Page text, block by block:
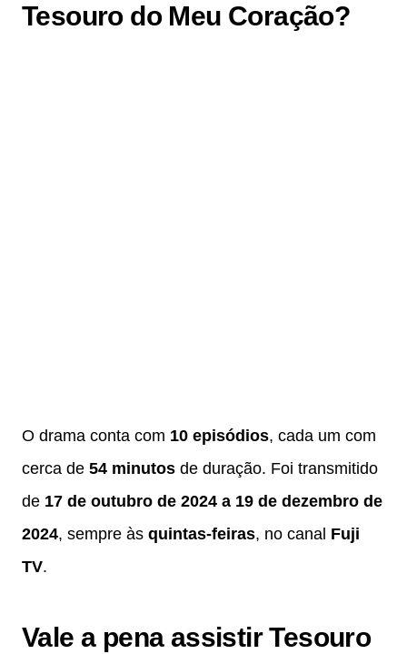
Tesouro do Meu Coração?
O drama conta com 10 episódios, cada um com
cerca de 54 minutos de duração. Foi transmitido
de 17 de outubro de 2024 a 19 de dezembro de
2024, sempre às quintas-feiras, no canal Fuji
TV.
Vale a pena assistir Tesouro